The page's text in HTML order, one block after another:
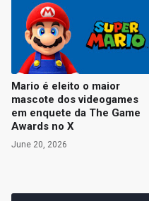
Mario é eleito o maior
mascote dos videogames
em enquete da The Game
Awards no X
June 20, 2026